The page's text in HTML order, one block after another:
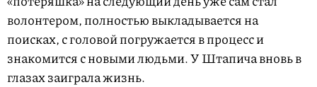
волонтером, полностью выкладывается на
поисках, с головой погружается в процесс и
знакомится с новыми людьми. У Штапича вновь в
глазах заиграла жизнь.